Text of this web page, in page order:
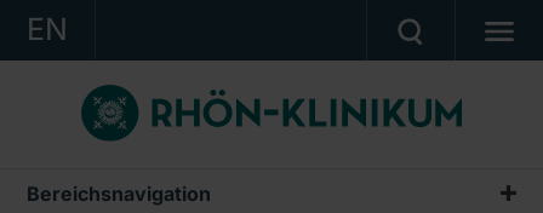
EN
KONZERN
KLINIKEN
KARRIERE
Bereichsnavigation
IR-News